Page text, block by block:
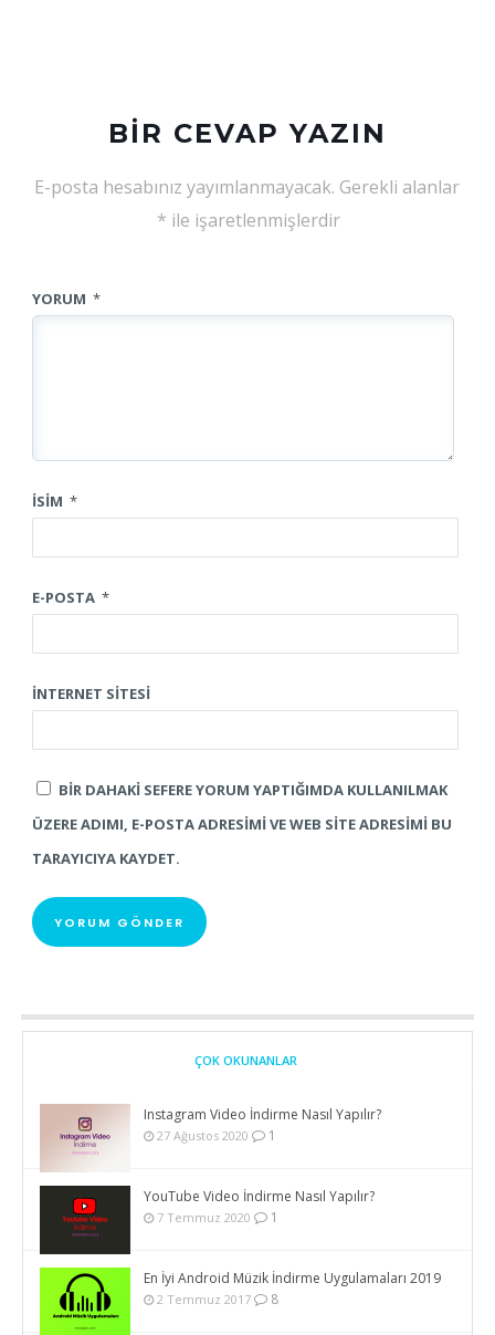
BIR CEVAP YAZIN
E-posta hesabınız yayımlanmayacak. Gerekli alanlar
* ile işaretlenmişlerdir
YORUM *
İSIM *
E-POSTA *
İNTERNET SITESI
BIR DAHAKI SEFERE YORUM YAPTIĞIMDA KULLANILMAK
ÜZERE ADIMI, E-POSTA ADRESIMI VE WEB SITE ADRESIMI BU
TARAYICIYA KAYDET.
ÇOK OKUNANLAR
Instagram Video İndirme Nasıl Yapılır?
27 Ağustos 2020 1
YouTube Video İndirme Nasıl Yapılır?
7 Temmuz 2020 1
En İyi Android Müzik İndirme Uygulamaları 2019
2 Temmuz 2017 8